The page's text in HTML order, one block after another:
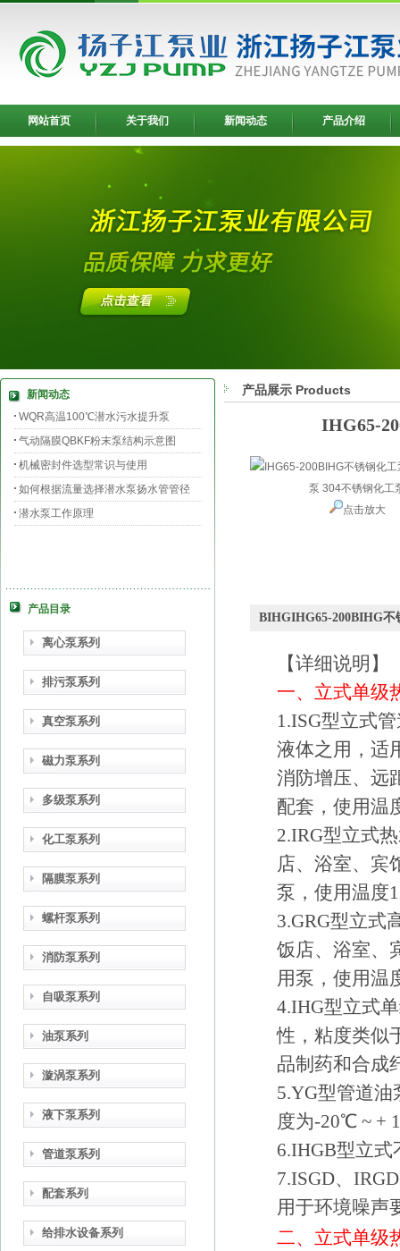
网站首页 关于我们 新闻动态 产品介绍
新闻动态
WQR高温100℃潜水污水提升泵
气动隔膜QBKF粉末泵结构示意图
机械密封件选型常识与使用
如何根据流量选择潜水泵扬水管管径
潜水泵工作原理
产品目录
离心泵系列
排污泵系列
真空泵系列
磁力泵系列
多级泵系列
化工泵系列
隔膜泵系列
螺杆泵系列
消防泵系列
自吸泵系列
油泵系列
漩涡泵系列
液下泵系列
管道泵系列
配套系列
给排水设备系列
产品展示 Products
IHG65-
点击放大
BIHGIHG65-200BIHG不
【详细说明】
一、立式单级
1.ISG型立式
液体之用，适
消防增压、远
配套，使用温
2.IRG型立式
店、浴室、宾
泵，使用温度
3.GRG型立式
饭店、浴室、
用泵，使用温
4.IHG型立式
性，粘度类似
品制药和合成
5.YG型管道
度为-20℃ ~ +
6.IHGB型立
7.ISGD、
用于环境噪声
二、立式单级